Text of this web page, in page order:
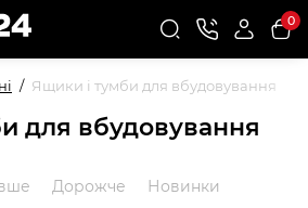
0
Ящики і тумби для вбудовування
для вбудовування
Дорожче Новинки